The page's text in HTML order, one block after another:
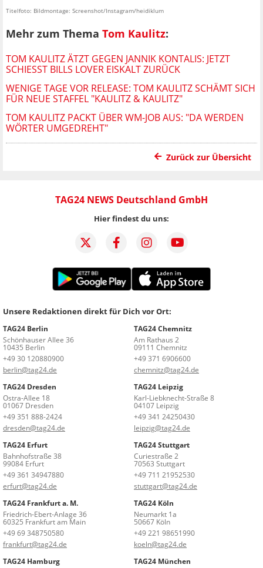
Titelfoto: Bildmontage: Screenshot/Instagram/heidiklum
Mehr zum Thema Tom Kaulitz:
TOM KAULITZ ÄTZT GEGEN JANNIK KONTALIS: JETZT
SCHIESST BILLS LOVER EISKALT ZURÜCK
WENIGE TAGE VOR RELEASE: TOM KAULITZ SCHÄMT SICH
FÜR NEUE STAFFEL "KAULITZ & KAULITZ"
TOM KAULITZ PACKT ÜBER WM-JOB AUS: "DA WERDEN
WÖRTER UMGEDREHT"
Zurück zur Übersicht
TAG24 NEWS Deutschland GmbH
Hier findest du uns:
Unsere Redaktionen direkt für Dich vor Ort:
TAG24 Berlin
Schönhauser Allee 36
10435 Berlin
+49 30 120880900
berlin@tag24.de
TAG24 Chemnitz
Am Rathaus 2
09111 Chemnitz
+49 371 6906600
chemnitz@tag24.de
TAG24 Dresden
Ostra-Allee 18
01067 Dresden
+49 351 888-2424
dresden@tag24.de
TAG24 Leipzig
Karl-Liebknecht-Straße 8
04107 Leipzig
+49 341 24250430
leipzig@tag24.de
TAG24 Erfurt
Bahnhofstraße 38
99084 Erfurt
+49 361 34947880
erfurt@tag24.de
TAG24 Stuttgart
Curiestraße 2
70563 Stuttgart
+49 711 21952530
stuttgart@tag24.de
TAG24 Frankfurt a. M.
Friedrich-Ebert-Anlage 36
60325 Frankfurt am Main
+49 69 348750580
frankfurt@tag24.de
TAG24 Köln
Neumarkt 1a
50667 Köln
+49 221 98651990
koeln@tag24.de
TAG24 Hamburg
TAG24 München